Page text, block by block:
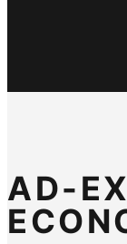
AD-EX